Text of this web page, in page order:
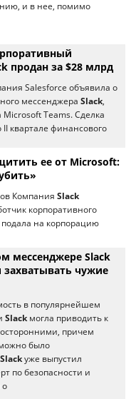
и в нее, помимо
продан за $28 млрд
Salesforce объявила о
мессенджера Slack,
Microsoft Teams. Сделка
квартале финансового
ее от Microsoft:
Компания Slack
корпоративного
подала на корпорацию
мессенджере Slack
чужие
в популярнейшем
Slackмогла приводить к
причем
было
Slackуже выпустил
по безопасности и
о